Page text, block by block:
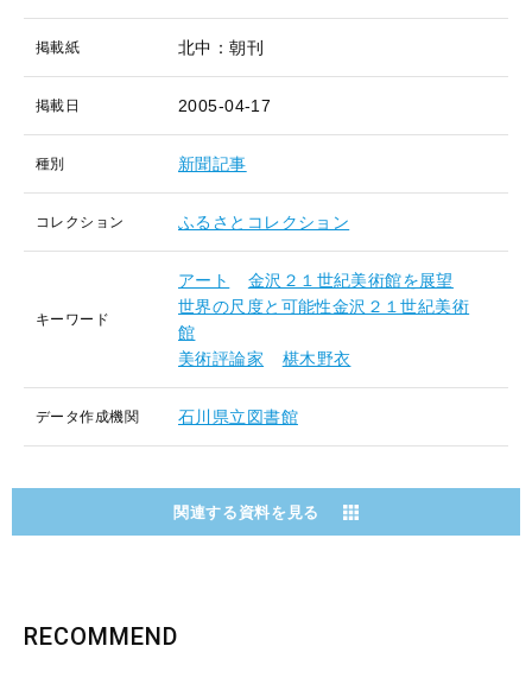
掲載紙 北中：朝刊
掲載日 2005-04-17
種別 新聞記事
コレクション ふるさとコレクション
キーワード
アート
金沢２１世紀美術館を展望
世界の尺度と可能性金沢２１世紀美術
館
美術評論家
椹木野衣
データ作成機関 石川県立図書館
関連する資料を見る
RECOMMEND